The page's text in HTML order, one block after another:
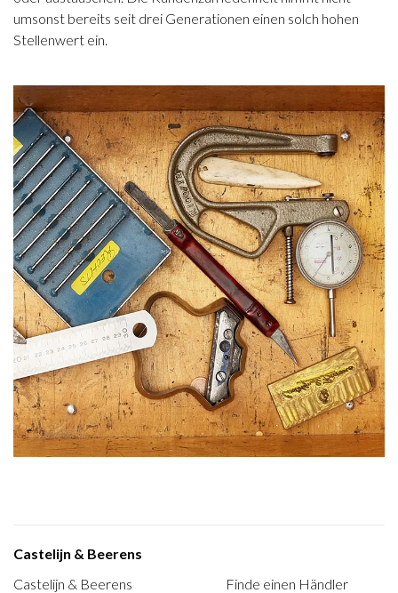
umsonst bereits seit drei Generationen einen solch hohen
Stellenwert ein.
Castelijn & Beerens
Castelijn & Beerens
Finde einen Händler